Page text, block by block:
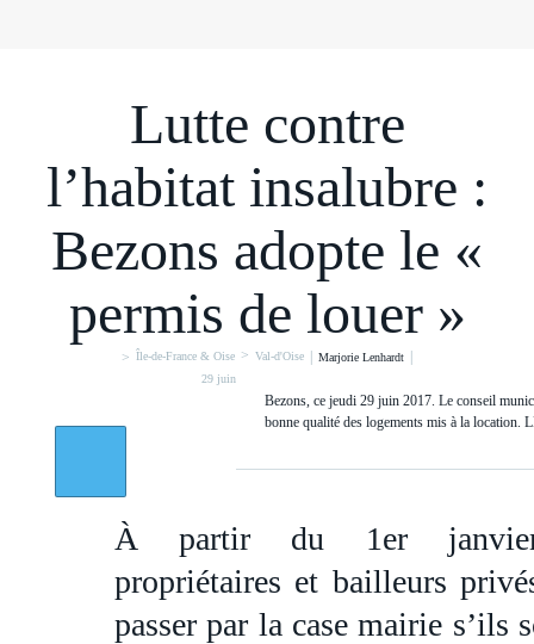
Lutte contre
l’habitat insalubre :
Bezons adopte le «
permis de louer »
> Île-de-France & Oise > Val-d'Oise Marjorie Lenhardt
29 juin 2017, 17h00
Bezons, ce jeudi 29 juin 2017. Le conseil
bonne qualité des logements mis à la location.
À partir du 1er
propriétaires et bailleurs
passer par la case mairie s’ils